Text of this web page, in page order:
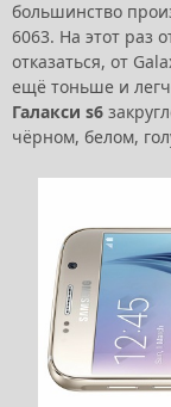
большинство
6063. На этот раз
отказаться, от
ещё тоньше и
Галакси s6
чёрном, белом,